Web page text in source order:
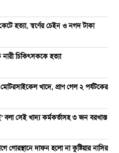
হত্যা, স্বর্ণের চেইন ও নগদ টাকা
চিকিৎসককে হত্যা
মোটরসাইকেল খাদে, প্রাণ গেল ২ পর্যটকের
বলা সেই খাদ্য কর্মকর্তাসহ ৩ জন বরখাস্ত
গোরস্থানে দাফন হলো না কুষ্টিয়ার নাসির